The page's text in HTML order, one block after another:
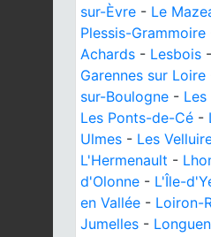
sur-Èvre - Le
Plessis-Grammoire
Achards - Lesbois -
Garennes sur Loire
sur-Boulogne -
Les Ponts-de-Cé -
Ulmes - Les
L'Hermenault -
d'Olonne - L'Île-
en Vallée - Loiron-
Jumelles -